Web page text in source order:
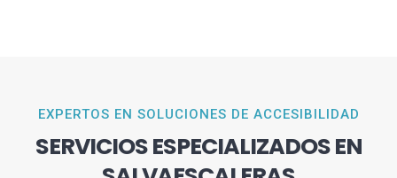
EXPERTOS EN SOLUCIONES DE ACCESIBILIDAD
SERVICIOS ESPECIALIZADOS EN